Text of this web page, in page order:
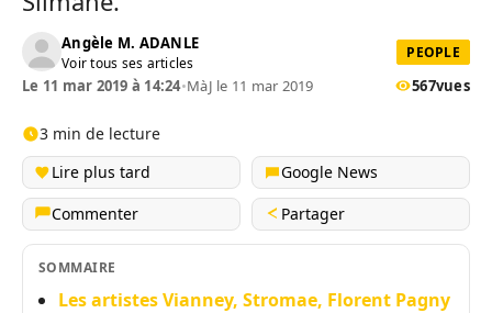
Angèle M. ADANLE
Voir tous ses articles
PEOPLE
Le 11 mar 2019 à 14:24•MàJ le 11 mar 2019 567vues
3 min de lecture
Lire plus tard
Google News
Commenter
Partager
SOMMAIRE
Les artistes Vianney, Stromae, Florent Pagny